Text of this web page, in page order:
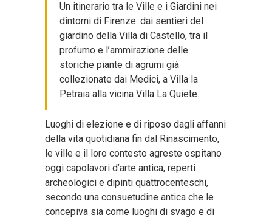
Un itinerario tra le Ville e i Giardini nei
dintorni di Firenze: dai sentieri del
giardino della Villa di Castello, tra il
profumo e l’ammirazione delle
storiche piante di agrumi già
collezionate dai Medici, a Villa la
Petraia alla vicina Villa La Quiete.
Luoghi di elezione e di riposo dagli affanni
della vita quotidiana fin dal Rinascimento,
le ville e il loro contesto agreste ospitano
oggi capolavori d’arte antica, reperti
archeologici e dipinti quattrocenteschi,
secondo una consuetudine antica che le
concepiva sia come luoghi di svago e di